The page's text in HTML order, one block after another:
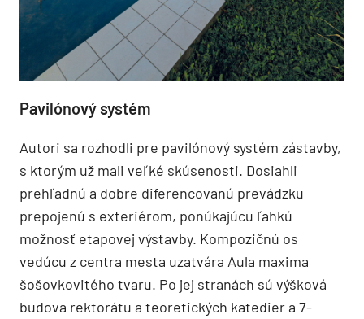
Pavilónový systém
Autori sa rozhodli pre pavilónový systém zástavby,
s ktorým už mali veľké skúsenosti. Dosiahli
prehľadnú a dobre diferencovanú prevádzku
prepojenú s exteriérom, ponúkajúcu ľahkú
možnosť etapovej výstavby. Kompozičnú os
vedúcu z centra mesta uzatvára Aula maxima
šošovkovitého tvaru. Po jej stranách sú výšková
budova rektorátu a teoretických katedier a 7-